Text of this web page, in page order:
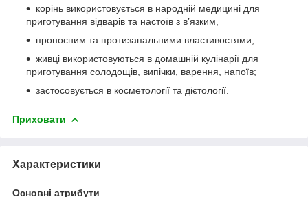
корінь використовується в народній медицині для
приготування відварів та настоїв з в’язким,
проносним та протизапальними властивостями;
живці використовуються в домашній кулінарії для
приготування солодощів, випічки, варення, напоїв;
застосовується в косметології та дієтології.
Приховати
Характеристики
Основні атрибути